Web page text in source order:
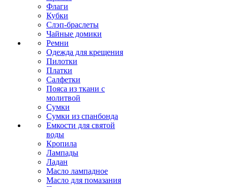
Флаги
Кубки
Слэп-браслеты
Чайные домики
Ремни
Одежда для крещения
Пилотки
Платки
Салфетки
Пояса из ткани с
молитвой
Сумки
Сумки из спанбонда
Емкости для святой
воды
Кропила
Лампады
Ладан
Масло лампадное
Масло для помазания